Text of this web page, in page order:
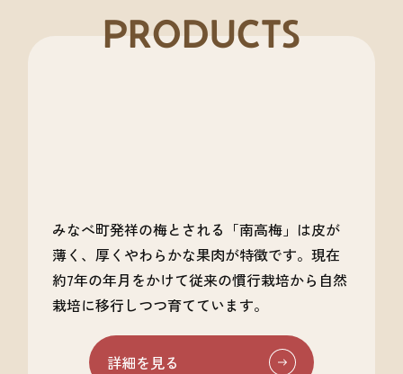
PRODUCTS
みなべ町発祥の梅とされる「南高梅」は皮が
薄く、厚くやわらかな果肉が特徴です。現在
約7年の年月をかけて従来の慣行栽培から自然
栽培に移行しつつ育てています。
詳細を見る